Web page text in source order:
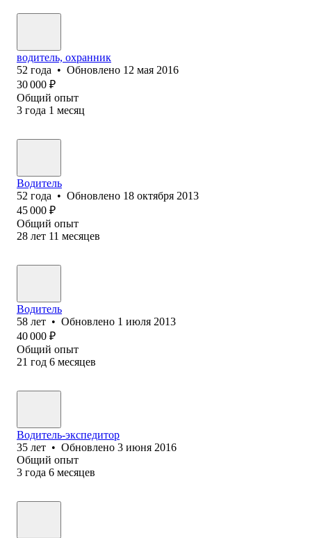
водитель, охранник
52 года • Обновлено 12 мая 2016
30 000 ₽
Общий опыт
3 года 1 месяц
Водитель
52 года • Обновлено 18 октября 2013
45 000 ₽
Общий опыт
28 лет 11 месяцев
Водитель
58 лет • Обновлено 1 июля 2013
40 000 ₽
Общий опыт
21 год 6 месяцев
Водитель-экспедитор
35 лет • Обновлено 3 июня 2016
Общий опыт
3 года 6 месяцев